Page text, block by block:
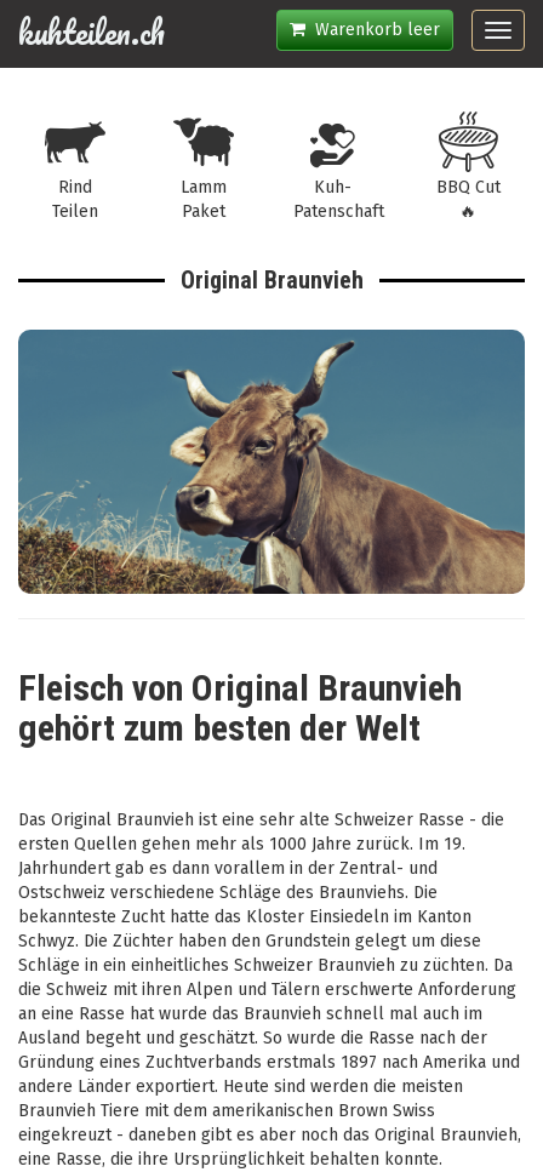
Warenkorb leer
kuhteilen.ch
Rind
Teilen
Lamm
Paket
Kuh-
Patenschaft
BBQ Cut
🔥
Original Braunvieh
Fleisch von Original Braunvieh
gehört zum besten der Welt
Das Original Braunvieh ist eine sehr alte Schweizer Rasse - die
ersten Quellen gehen mehr als 1000 Jahre zurück. Im 19.
Jahrhundert gab es dann vorallem in der Zentral- und
Ostschweiz verschiedene Schläge des Braunviehs. Die
bekannteste Zucht hatte das Kloster Einsiedeln im Kanton
Schwyz. Die Züchter haben den Grundstein gelegt um diese
Schläge in ein einheitliches Schweizer Braunvieh zu züchten. Da
die Schweiz mit ihren Alpen und Tälern erschwerte Anforderung
an eine Rasse hat wurde das Braunvieh schnell mal auch im
Ausland begeht und geschätzt. So wurde die Rasse nach der
Gründung eines Zuchtverbands erstmals 1897 nach Amerika und
andere Länder exportiert. Heute sind werden die meisten
Braunvieh Tiere mit dem amerikanischen Brown Swiss
eingekreuzt - daneben gibt es aber noch das Original Braunvieh,
eine Rasse, die ihre Ursprünglichkeit behalten konnte.